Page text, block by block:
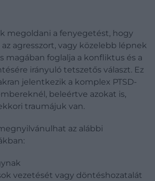
megoldani a fenyegetést, hogy
agresszort, vagy közelebb lépnek
magában foglalja a konfliktus és a
irányuló tetszetős választ. Ez
jelentkezik a komplex PTSD-
beleértve azokat is,
traumájuk van.
az alábbi
vezetését vagy döntéshozatalát